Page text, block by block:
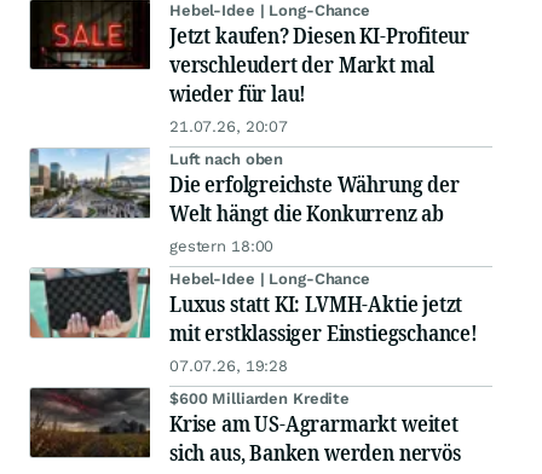
Hebel-Idee | Long-Chance
Jetzt kaufen? Diesen KI-Profiteur
verschleudert der Markt mal
wieder für lau!
21.07.26, 20:07
Luft nach oben
Die erfolgreichste Währung der
Welt hängt die Konkurrenz ab
gestern 18:00
Hebel-Idee | Long-Chance
Luxus statt KI: LVMH-Aktie jetzt
mit erstklassiger Einstiegschance!
07.07.26, 19:28
$600 Milliarden Kredite
Krise am US-Agrarmarkt weitet
sich aus, Banken werden nervös